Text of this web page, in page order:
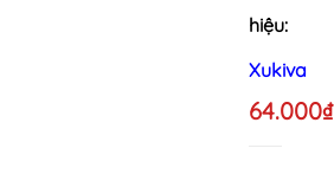
hiệu:
Xukiva
64.000₫